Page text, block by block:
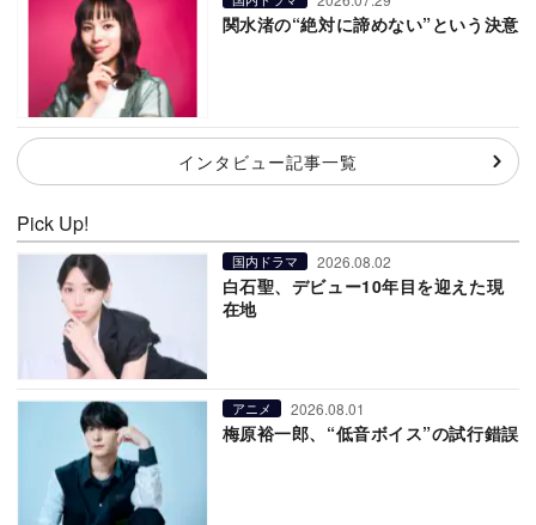
関水渚の“絶対に諦めない”という決意
インタビュー記事一覧
Pick Up!
国内ドラマ 2026.08.02
白石聖、デビュー10年目を迎えた現
在地
アニメ 2026.08.01
梅原裕一郎、“低音ボイス”の試行錯誤